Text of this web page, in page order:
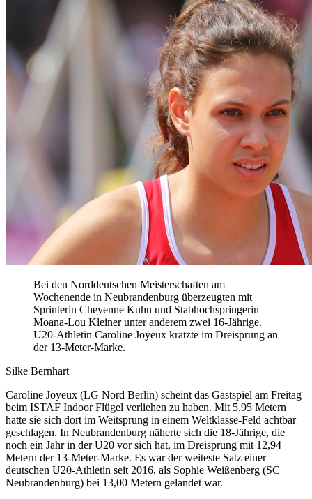
Bei den Norddeutschen Meisterschaften am
Wochenende in Neubrandenburg überzeugten mit
Sprinterin Cheyenne Kuhn und Stabhochspringerin
Moana-Lou Kleiner unter anderem zwei 16-Jährige.
U20-Athletin Caroline Joyeux kratzte im Dreisprung an
der 13-Meter-Marke.
Silke Bernhart
Caroline Joyeux (LG Nord Berlin) scheint das Gastspiel am Freitag
beim ISTAF Indoor Flügel verliehen zu haben. Mit 5,95 Metern
hatte sie sich dort im Weitsprung in einem Weltklasse-Feld achtbar
geschlagen. In Neubrandenburg näherte sich die 18-Jährige, die
noch ein Jahr in der U20 vor sich hat, im Dreisprung mit 12,94
Metern der 13-Meter-Marke. Es war der weiteste Satz einer
deutschen U20-Athletin seit 2016, als Sophie Weißenberg (SC
Neubrandenburg) bei 13,00 Metern gelandet war.